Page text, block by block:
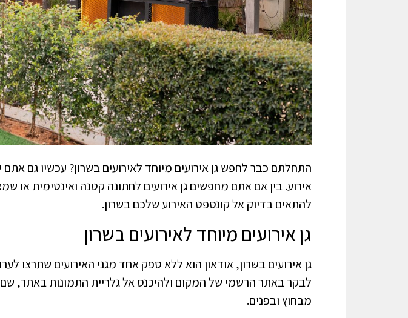
התחלתם כבר לחפש גן אירועים מיוחד לאירועים בשרון? עכשיו גם
אירוע. בין אם אתם מחפשים גן אירועים לחתונה קטנה ואינטימית או
להתאים בדיוק אל קונספט האירוע שלכם בשרון.
גן אירועים מיוחד לאירועים בשרון
גן אירועים בשרון, אודאון הוא ללא ספק אחד מגני האירועים שתרצו
לבקר באתר הרשמי של המקום ולהיכנס אל גלריית התמונות באתר, שם
מבחוץ ובפנים.